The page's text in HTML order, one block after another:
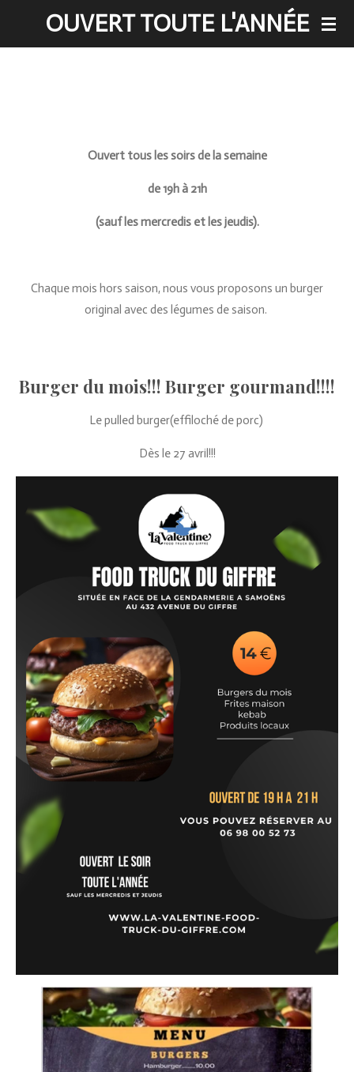
OUVERT TOUTE L'ANNÉE
Ouvert tous les soirs de la semaine
de 19h à 21h
(sauf les mercredis et les jeudis).
Chaque mois hors saison, nous vous proposons un burger
original avec des légumes de saison.
Burger du mois!!! Burger gourmand!!!!
Le pulled burger(effiloché de porc)
Dès le 27 avril!!!